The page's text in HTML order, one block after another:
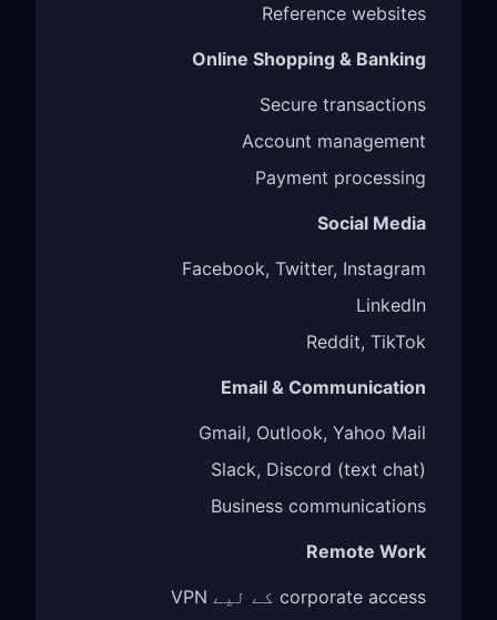
Reference websites
Online Shopping & Banking
Secure transactions
Account management
Payment processing
Social Media
Facebook, Twitter, Instagram
LinkedIn
Reddit, TikTok
Email & Communication
Gmail, Outlook, Yahoo Mail
Slack, Discord (text chat)
Business communications
Remote Work
corporate access کے لیے VPN